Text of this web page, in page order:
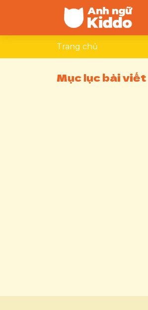
Anh ngữ toàn diện cho
Trang chủ
Mục lục bài viết